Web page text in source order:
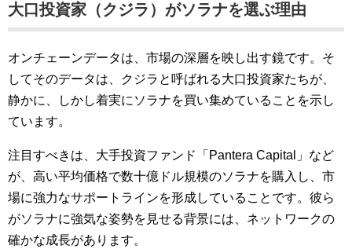
大口投資家（クジラ）がソラナを選ぶ理由
オンチェーンデータは、市場の深層を映し出す鏡です。そ
してそのデータは、クジラと呼ばれる大口投資家たちが、
静かに、しかし着実にソラナを買い集めていることを示し
ています。
注目すべきは、大手投資ファンド「Pantera Capital」など
が、高い平均価格で数十億ドル規模のソラナを購入し、市
場に強力なサポートラインを形成していることです。彼ら
がソラナに強気な姿勢を見せる背景には、ネットワークの
確かな成長があります。